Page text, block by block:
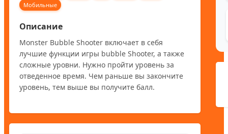
Мобильные
Описание
Monster Bubble Shooter включает в себя
лучшие функции игры bubble Shooter, а также
сложные уровни. Нужно пройти уровень за
отведенное время. Чем раньше вы закончите
уровень, тем выше вы получите балл.